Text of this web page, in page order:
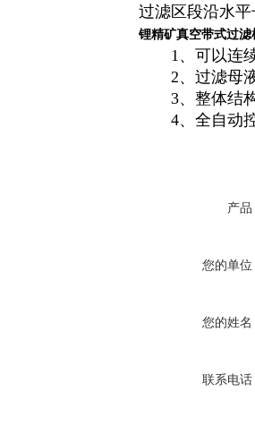
过滤区段沿水
锂精矿真空带式过滤
1、可以连续
2、过滤母液
3、整体结构
4、 全自动
产品
您的单位
您的姓名
联系电话